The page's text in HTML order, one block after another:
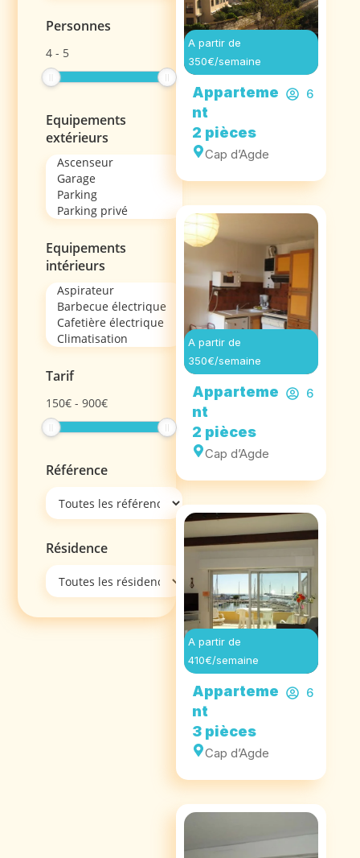
Personnes
4 - 5
Equipements
extérieurs
Equipements
intérieurs
Tarif
150€ -900€
Référence
Résidence
A partir de
350€/semaine
Apparteme
nt
2 pièces
Cap d’Agde
6
A partir de
350€/semaine
Apparteme
nt
2 pièces
Cap d’Agde
6
A partir de
410€/semaine
Apparteme
nt
3 pièces
Cap d’Agde
6